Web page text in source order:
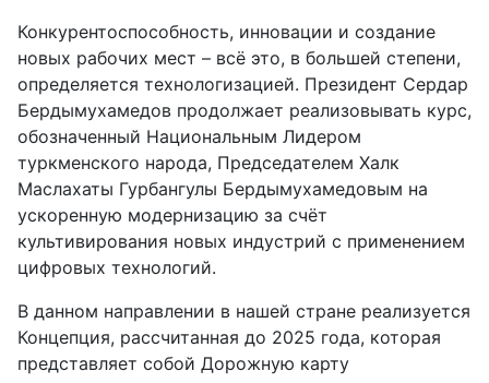
Конкурентоспособность, инновации и создание
новых рабочих мест – всё это, в большей степени,
определяется технологизацией. Президент Сердар
Бердымухамедов продолжает реализовывать курс,
обозначенный Национальным Лидером
туркменского народа, Председателем Халк
Маслахаты Гурбангулы Бердымухамедовым на
ускоренную модернизацию за счёт
культивирования новых индустрий с применением
цифровых технологий.
В данном направлении в нашей стране реализуется
Концепция, рассчитанная до 2025 года, которая
представляет собой Дорожную карту